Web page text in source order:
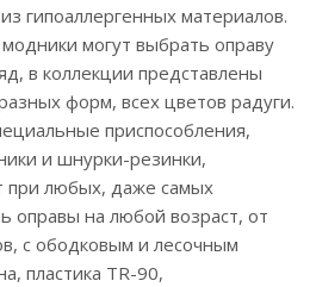
гипоаллергенных материалов.
могут выбрать оправу
в коллекции представлены
форм, всех цветов радуги.
приспособления,
и шнурки-резинки,
при любых, даже самых
оправы на любой возраст, от
с ободковым и лесочным
пластика TR-90,